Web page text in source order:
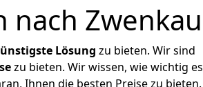
nach Zwenkau
Lösung zu bieten. Wir sind
zu bieten. Wir wissen, wie wichtig es
Ihnen die besten Preise zu bieten.